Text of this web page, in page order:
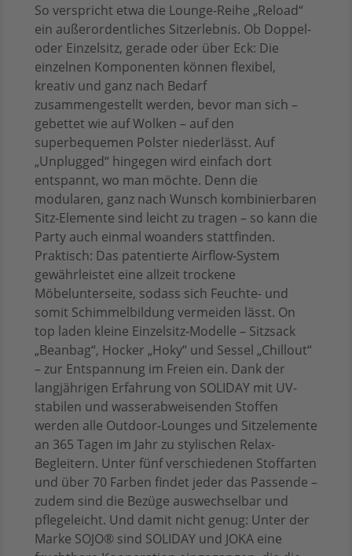
So verspricht etwa die Lounge-Reihe „Reload“
ein außerordentliches Sitzerlebnis. Ob Doppel-
oder Einzelsitz, gerade oder über Eck: Die
einzelnen Komponenten können flexibel,
kreativ und ganz nach Bedarf
zusammengestellt werden, bevor man sich –
gebettet wie auf Wolken – auf den
superbequemen Polster niederlässt. Auf
„Unplugged“ hingegen wird einfach dort
entspannt, wo man möchte. Denn die
modularen, ganz nach Wunsch kombinierbaren
Sitz-Elemente sind leicht zu tragen – so kann die
Party auch einmal woanders stattfinden.
Praktisch: Das patentierte Airflow-System
gewährleistet eine allzeit trockene
Möbelunterseite, sodass sich Feuchte- und
somit Schimmelbildung vermeiden lässt. On
top laden kleine Einzelsitz-Modelle – Sitzsack
„Beanbag“, Hocker „Hoky“ und Sessel „Chillout“
– zur Entspannung im Freien ein. Dank der
langjährigen Erfahrung von SOLIDAY mit UV-
stabilen und wasserabweisenden Stoffen
werden alle Outdoor-Lounges und Sitzelemente
an 365 Tagen im Jahr zu stylischen Relax-
Begleitern. Unter fünf verschiedenen Stoffarten
und über 70 Farben findet jeder das Passende –
zudem sind die Bezüge auswechselbar und
pflegeleicht. Und damit nicht genug: Unter der
Marke SOJO® sind SOLIDAY und JOKA eine